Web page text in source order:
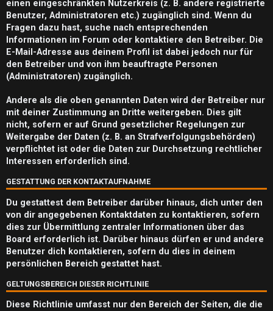
e
n
S
u
c
h
e
F
A
Q
einen eingeschränkten Nutzerkreis (z. B. andere registrierte
Benutzer, Administratoren etc.) zugänglich sind. Wenn du
Fragen dazu hast, suche nach entsprechenden
Informationen im Forum oder kontaktiere den Betreiber. Die
E-Mail-Adresse aus deinem Profil ist dabei jedoch nur für
den Betreiber und von ihm beauftragte Personen
(Administratoren) zugänglich.
Andere als die oben genannten Daten wird der Betreiber nur
mit deiner Zustimmung an Dritte weitergeben. Dies gilt
nicht, sofern er auf Grund gesetzlicher Regelungen zur
Weitergabe der Daten (z. B. an Strafverfolgungsbehörden)
verpflichtet ist oder die Daten zur Durchsetzung rechtlicher
Interessen erforderlich sind.
GESTATTUNG DER KONTAKTAUFNAHME
Du gestattest dem Betreiber darüber hinaus, dich unter den
von dir angegebenen Kontaktdaten zu kontaktieren, sofern
dies zur Übermittlung zentraler Informationen über das
Board erforderlich ist. Darüber hinaus dürfen er und andere
Benutzer dich kontaktieren, sofern du dies in deinem
persönlichen Bereich gestattet hast.
GELTUNGSBEREICH DIESER RICHTLINIE
Diese Richtlinie umfasst nur den Bereich der Seiten, die die